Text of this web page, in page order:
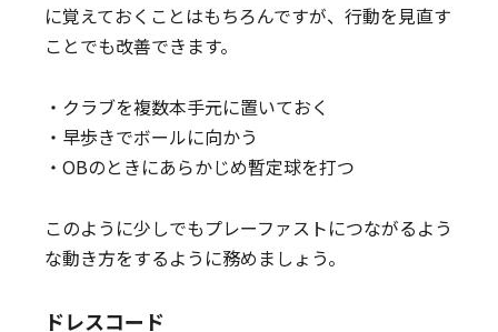
に覚えておくことはもちろんですが、行動を見直す
ことでも改善できます。
・クラブを複数本手元に置いておく
・早歩きでボールに向かう
・OBのときにあらかじめ暫定球を打つ
このように少しでもプレーファストにつながるよう
な動き方をするように務めましょう。
ドレスコード